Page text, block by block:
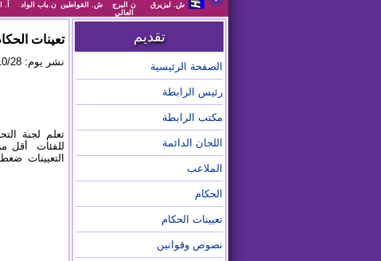
ش. ليزيرق
ن البرج
العالي
ش. القواطين ن.باب الواد أ.
تقديم
الصفحة الرئيسية
رئيس الرابطة
مكتب الرابطة
اللجان الدائمة
الملاعب
الحكام
تعيينات الحكام
نصوص وقوانين
تعينات
نشر يوم: 2025/10/28 على الساعة 22:59
تعلم لجنة
التعيينات ضغط